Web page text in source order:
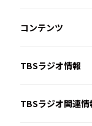
コンテンツ
TBSラジオ情報
TBSラジオ関連情